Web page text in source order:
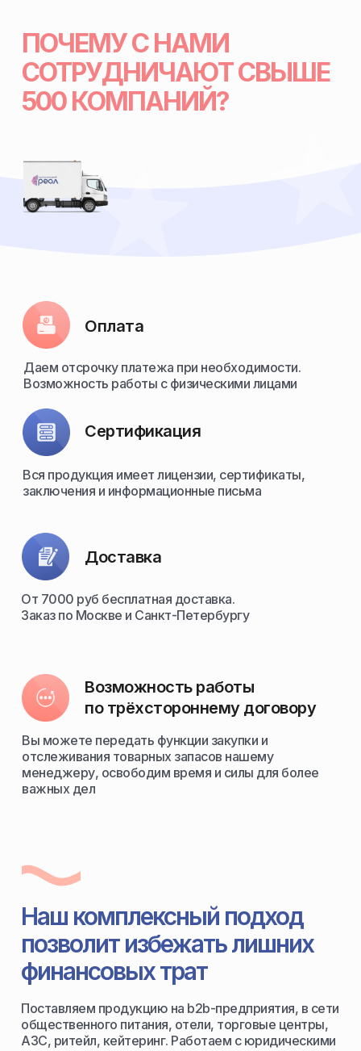
ПОЧЕМУ С НАМИ
СОТРУДНИЧАЮТ СВЫШЕ
500 КОМПАНИЙ?
Наш комплексный подход
позволит избежать лишних
финансовых трат
Сертификация
Поставляем продукцию на b2b-предприятия, в сети
общественного питания, отели, торговые центры,
АЗС, ритейл, кейтеринг. Работаем с юридическими
Вся продукция имеет лицензии, сертификаты,
заключения и информационные письма
Оплата
Даем отсрочку платежа при необходимости.
Возможность работы с физическими лицами
Доставка
От 7000 руб бесплатная доставка.
Заказ по Москве и Санкт-Петербургу
Возможность работы
по трёхстороннему договору
Вы можете передать функции закупки и
отслеживания товарных запасов нашему
менеджеру, освободим время и силы для более
важных дел